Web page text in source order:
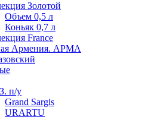
Золотой
Объем 0,5 л
Коньяк 0,7 л
France
Армения. АРМА
п/у
Grand Sargis
URARTU